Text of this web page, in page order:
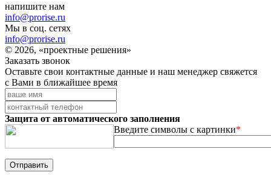
напишите нам
info@prorise.ru
Мы в соц. сетях
info@prorise.ru
© 2026, «проектные решения»
Заказать звонок
Оставьте свои контактные данные и наш менеджер свяжется
с Вами в ближайшее время
Защита от автоматического заполнения
Введите символы с картинки*